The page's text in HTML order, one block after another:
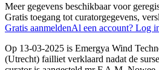
Meer gegevens beschikbaar voor
Gratis toegang tot curatorgegevens,
Gratis aanmeldenAl een account? Log
Op 13-03-2025 is Emergya Wind
(Utrecht) failliet verklaard nadat de